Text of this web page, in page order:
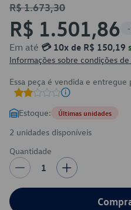
R$ 1.673,30
R$ 1.501,86
Em até 💳 10x de R$ 150,19
Informações sobre condições
Essa peça é vendida e entregue
Estoque: Últimas unidades
2 unidades disponíveis
Quantidade
1